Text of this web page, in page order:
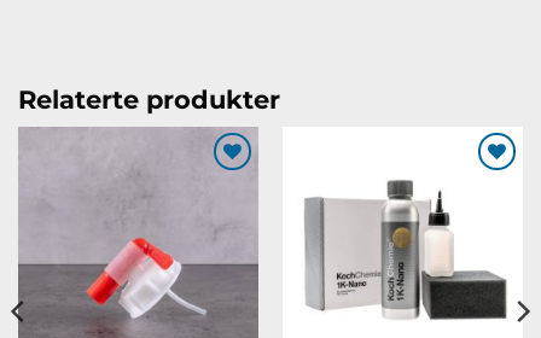
Relaterte produkter
ønskeliste